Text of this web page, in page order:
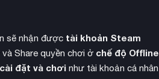
sẽ nhận được tài khoản Steam
Share quyền chơi ở chế độ Offline
đặt và chơi như tài khoản cá nhân